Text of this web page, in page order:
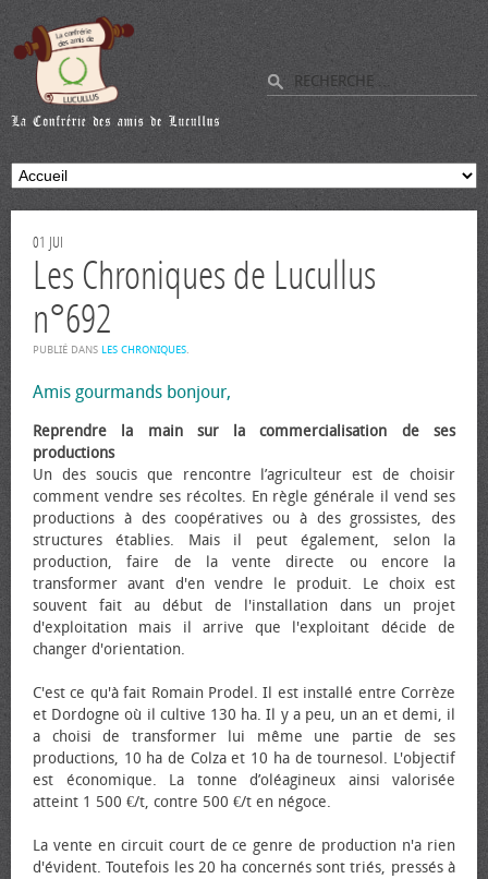
01 JUI
Les Chroniques de Lucullus
n°692
PUBLIÉ DANS LES CHRONIQUES.
Amis gourmands bonjour,
Reprendre la main sur la commercialisation de ses
productions
Un des soucis que rencontre l’agriculteur est de choisir
comment vendre ses récoltes. En règle générale il vend ses
productions à des coopératives ou à des grossistes, des
structures établies. Mais il peut également, selon la
production, faire de la vente directe ou encore la
transformer avant d'en vendre le produit. Le choix est
souvent fait au début de l'installation dans un projet
d'exploitation mais il arrive que l'exploitant décide de
changer d'orientation.
C'est ce qu'à fait Romain Prodel. Il est installé entre Corrèze
et Dordogne où il cultive 130 ha. Il y a peu, un an et demi, il
a choisi de transformer lui même une partie de ses
productions, 10 ha de Colza et 10 ha de tournesol. L'objectif
est économique. La tonne d’oléagineux ainsi valorisée
atteint 1 500 €/t, contre 500 €/t en négoce.
La vente en circuit court de ce genre de production n'a rien
d'évident. Toutefois les 20 ha concernés sont triés, pressés à